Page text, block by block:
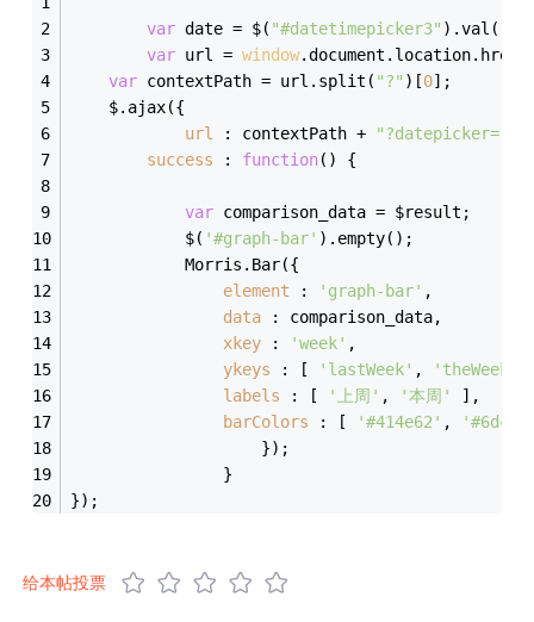
var date = $( "#datetimepicker3" ).val();
var url = window.document.location.href;
var contextPath = url.split( "?" )[0];
	$.ajax({
url
: contextPath + "?datepicker="
success : function( ) {
var comparison_data = $result;
			$(
'#graph-bar' ).empty();
			Morris.Bar({
element : 'graph-bar' ,
data : comparison_data,
xkey : 'week' ,
ykeys : [ 'lastWeek' , 'theWeek'
labels : [ '上周' , '本周'
],
barColors : [ '#414e62' ,
					});
				}
});
给本帖投票